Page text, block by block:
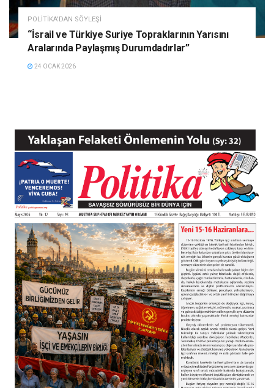
POLITIKA'DAN SÖYLEŞI
“İsrail ve Türkiye Suriye Topraklarının Yarısını
Aralarında Paylaşmış Durumdadırlar”
24 OCAK 2026